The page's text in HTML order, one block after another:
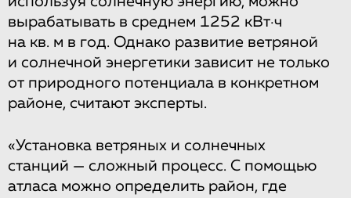
вырабатывать в среднем 1252 кВт·ч
на кв. м в год. Однако развитие ветряной
и солнечной энергетики зависит не только
от природного потенциала в конкретном
районе, считают эксперты.
«Установка ветряных и солнечных
станций — сложный процесс. С помощью
атласа можно определить район, где